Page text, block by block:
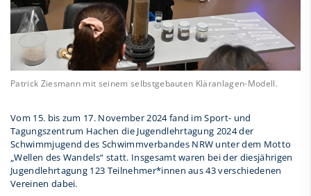
Patrick Ziesmann mit seinem selbstgebauten Kläranlagen-Modell.
Vom 15. bis zum 17. November 2024 fand im Sport- und
Tagungszentrum Hachen die Jugendlehrtagung 2024 der
Schwimmjugend des Schwimmverbandes NRW unter dem Motto
„Wellen des Wandels“ statt. Insgesamt waren bei der diesjährigen
Jugendlehrtagung 123 Teilnehmer*innen aus 43 verschiedenen
Vereinen dabei.